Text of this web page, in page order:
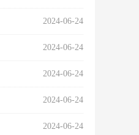
2024-06-24
2024-06-24
2024-06-24
2024-06-24
2024-06-24